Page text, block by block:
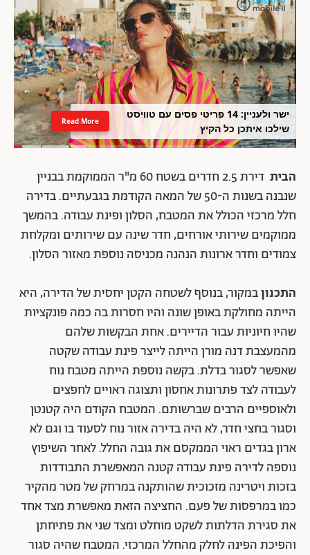
ישר ולעניין: 14 פריטי פסים עם טוויסט
שילכו איתכן כל הקיץ
Read More
הבית
דירת 2.5 חדרים בשטח 60 מ"ר הממוקמת בבניין
שנבנה בשנות ה-50 של המאה הקודמת בגבעתיים. בדירה
חלל מרכזי הכולל את המטבח, הסלון ופינת עבודה. בהמשך
ממוקמים שירותי אורחים, חדר שינה עם שירותים ומקלחת
צמודים וחדר ארונות הנהנה מכניסה נוספת מאזור הסלון.
התכנוןבמקור, בנוסף לשטחה הקטן יחסית של הדירה, היא
הייתה מחולקת באופן שונה והיו חסרות בה כמה פונקציות
שהיו חיוניות עבור הדיירים. אחת הבקשות שלהם
מהמעצבת דנה מורן הייתה לייצר פינת עבודה שקטה
שאפשר לסגור בדלת. בקשה נוספת הייתה מטבח נוח
לעבודה לצד פתרונות אחסון ותצוגה ראויים לחפצים
ולאוספיים הרבים שברשותם. המטבח הקודם היה קטנטן
וסגור בחצי חדר, לא היה בדירה אזור נוח לסעוד בו וגם לא
ארון בגדים ראוי הממקסם את גובה החלל. לאחר השיפוץ
נוספה לדירה פינת עבודה קטנה המאפשרת התבודדות
בזכות ויטרינה מזכוכית שהותקנה במרחק של מטר מהקיר
כמו במרפסות של פעם. החציצה הזאת מאפשרת מצד אחד
את סגירת הדלתות לשקט מוחלט ומצד שני את פתיחתן
והפיכת הפינה לחלק מהחלל המרכזי. המטבח שהיה סגור